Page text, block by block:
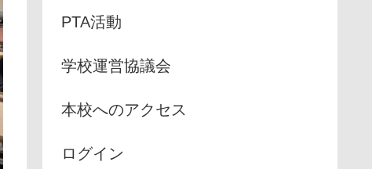
PTA活動
学校運営協議会
本校へのアクセス
ログイン